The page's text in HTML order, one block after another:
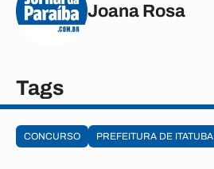
Joana Rosa
Tags
CONCURSO PREFEITURA DE ITATUBA